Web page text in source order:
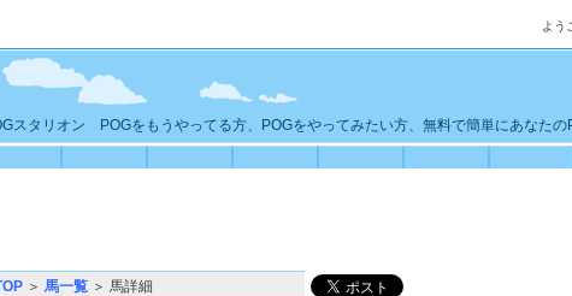
よう
スタリオン POGをもうやってる方、POGをやってみたい方、無料で簡単にあなたの
＞ 馬一覧 ＞ 馬詳細